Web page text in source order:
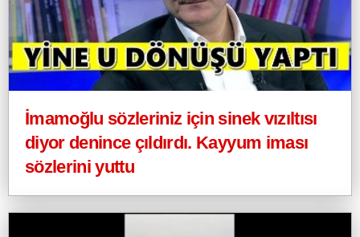
İmamoğlu sözleriniz için sinek vızıltısı
diyor denince çıldırdı. Kayyum iması
sözlerini yuttu